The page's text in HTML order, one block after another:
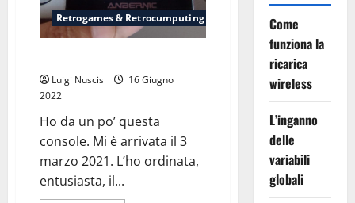
Retrogames & Retrocumputing
Luigi Nuscis
16 Giugno
2022
Ho da un po’ questa
console. Mi è arrivata il 3
marzo 2021. L’ho ordinata,
entusiasta, il...
Come
funziona la
ricarica
wireless
L’inganno
delle
variabili
globali